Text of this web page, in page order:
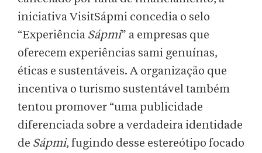
iniciativa VisitSápmi concedia o selo
“Experiência Sápmi” a empresas que
oferecem experiências sami genuínas,
éticas e sustentáveis. A organização que
incentiva o turismo sustentável também
tentou promover “uma publicidade
diferenciada sobre a verdadeira identidade
de Sápmi, fugindo desse estereótipo focado